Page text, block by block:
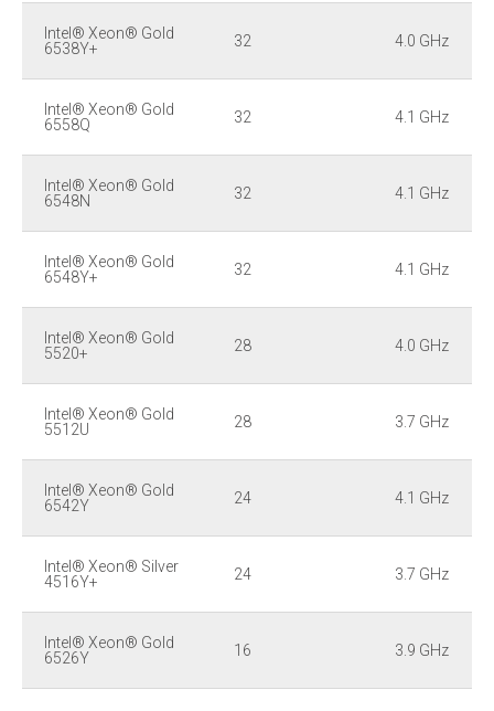
Intel® Xeon® Gold
6538Y+
32 4.0 GHz
Intel® Xeon® Gold
6558Q
32 4.1 GHz
Intel® Xeon® Gold
6548N
32 4.1 GHz
Intel® Xeon® Gold
6548Y+
32 4.1 GHz
Intel® Xeon® Gold
5520+
28 4.0 GHz
Intel® Xeon® Gold
5512U
28 3.7 GHz
Intel® Xeon® Gold
6542Y
24 4.1 GHz
Intel® Xeon® Silver
4516Y+
24 3.7 GHz
Intel® Xeon® Gold
6526Y
16 3.9 GHz